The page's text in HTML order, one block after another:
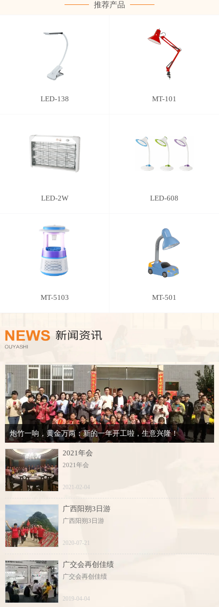
推荐产品
LED-138 MT-101
LED-2W LED-608
MT-5103 MT-501
炮竹一响，黄金万两：新的一年开工啦，生意兴隆！
2021年会
2021年会
2021-02-04
广西阳朔3日游
广西阳朔3日游
2020-07-21
广交会再创佳绩
广交会再创佳绩
2019-04-04